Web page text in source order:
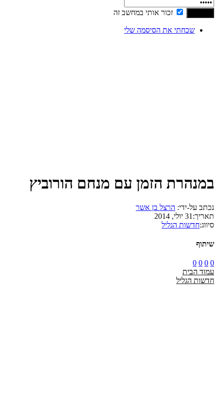
זכור אותי במחשב זה
שכחתי את הסיסמה שלי
במנהרת הזמן עם מנחם הורוביץ
נכתב על-ידי: הרצל בן אשר
תאריך: 31 יולי, 2014
סיווג:חדשות הגליל
שיתוף
0
0
0
0
עמוד הבית
חדשות הגליל